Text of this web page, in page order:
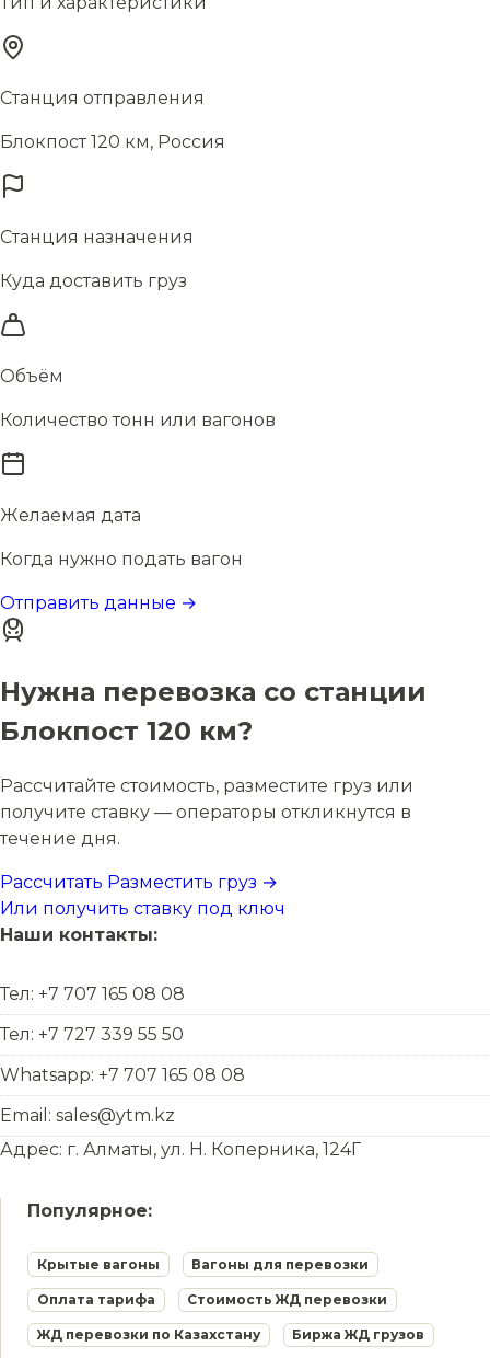
Станция отправления
Блокпост 120 км, Россия
Станция назначения
Куда доставить груз
Объём
Количество тонн или вагонов
Желаемая дата
Когда нужно подать вагон
Отправить данные →
Нужна перевозка со станции
Блокпост 120 км?
Рассчитайте стоимость, разместите груз или
получите ставку — операторы откликнутся в
течение дня.
Рассчитать Разместить груз →
Или получить ставку под ключ
Наши контакты:
Тел: +7 707 165 08 08
Тел: +7 727 339 55 50
Whatsapp: +7 707 165 08 08
Email: sales@ytm.kz
Адрес: г. Алматы, ул. Н. Коперника, 124Г
Популярное:
Крытые вагоны Вагоны для перевозки
Оплата тарифа Стоимость ЖД перевозки
ЖД перевозки по Казахстану Биржа ЖД грузов